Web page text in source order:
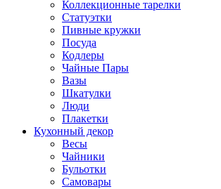
Коллекционные тарелки
Статуэтки
Пивные кружки
Посуда
Кодлеры
Чайные Пары
Вазы
Шкатулки
Люди
Плакетки
Кухонный декор
Весы
Чайники
Бульотки
Самовары